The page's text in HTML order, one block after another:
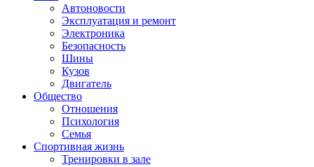
Автоновости
Эксплуатация и ремонт
Электроника
Безопасность
Шины
Кузов
Двигатель
Общество
Отношения
Психология
Семья
Спортивная жизнь
Тренировки в зале